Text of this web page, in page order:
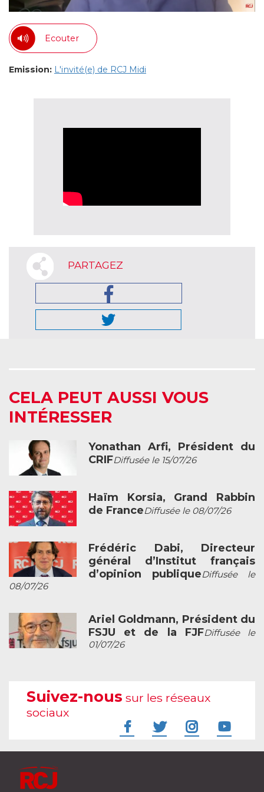
Ecouter
Emission: L'invité(e) de RCJ Midi
PARTAGEZ
CELA PEUT AUSSI VOUS
INTÉRESSER
Yonathan Arfi, Président du
CRIFDiffusée le 15/07/26
Haïm Korsia, Grand Rabbin
de FranceDiffusée le 08/07/26
Frédéric Dabi, Directeur
général d’Institut français
d’opinion publiqueDiffusée le
08/07/26
Ariel Goldmann, Président du
FSJU et de la FJFDiffusée le
01/07/26
Suivez-nous sur les réseaux
sociaux